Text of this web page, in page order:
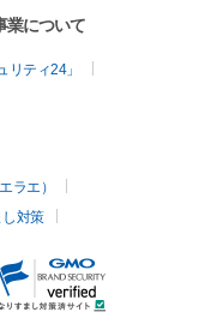
業について
ティ24」
ラエ）
対策